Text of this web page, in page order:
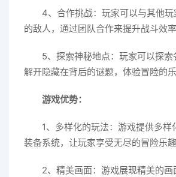
4、合作挑战：玩家可以与其他
的敌人，通过团队合作来提升战斗效率
5、探索神秘地点：玩家可以探索
解开隐藏在背后的谜题，体验冒险的乐
游戏优势：
1、多样化的玩法：游戏提供多样
装备系统，让玩家享受无尽的冒险乐趣
2、精美画面：游戏展现精美的